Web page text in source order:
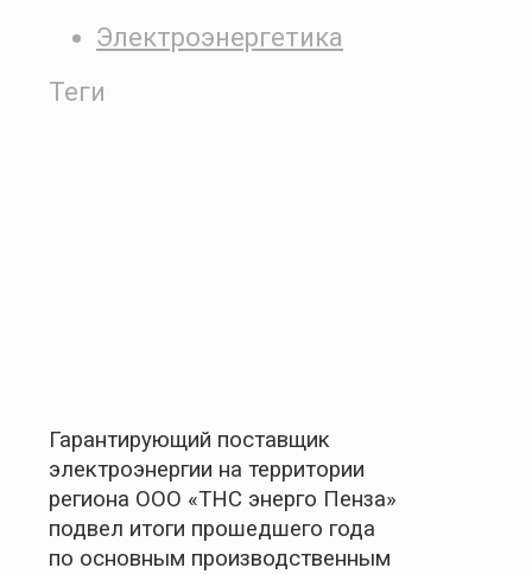
Электроэнергетика
Теги
Гарантирующий поставщик
электроэнергии на территории
региона ООО «ТНС энерго Пенза»
подвел итоги прошедшего года
по основным производственным